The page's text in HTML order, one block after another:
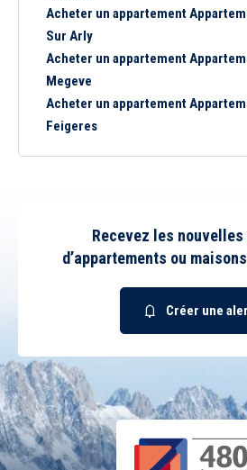
Acheter un appartement
Sur Arly
Acheter un appartement
Megeve
Acheter un appartement
Feigeres
Recevez les nouvelles
d’appartements ou
Créer une